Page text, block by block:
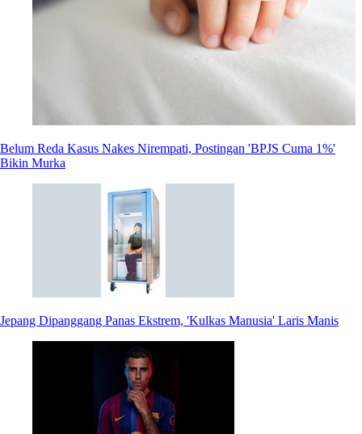
Belum Reda Kasus Nakes Nirempati, Postingan 'BPJS Cuma 1%'
Bikin Murka
Jepang Dipanggang Panas Ekstrem, 'Kulkas Manusia' Laris Manis